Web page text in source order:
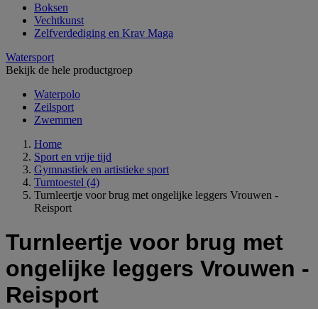
Boksen
Vechtkunst
Zelfverdediging en Krav Maga
Watersport
Bekijk de hele productgroep
Waterpolo
Zeilsport
Zwemmen
Home
Sport en vrije tijd
Gymnastiek en artistieke sport
Turntoestel (4)
Turnleertje voor brug met ongelijke leggers Vrouwen -
Reisport
Turnleertje voor brug met
ongelijke leggers Vrouwen -
Reisport